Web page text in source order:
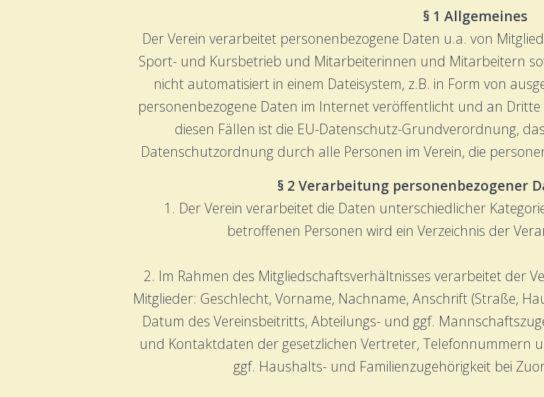
§ 1 Allgemeines
Der Verein verarbeitet personenbezogene Daten u.a. von
Sport- und Kursbetrieb und Mitarbeiterinnen und Mitarbeitern
nicht automatisiert in einem Dateisystem, z.B. in Form von
personenbezogene Daten im Internet veröffentlicht und an
diesen Fällen ist die EU-Datenschutz-Grundverordnung,
Datenschutzordnung durch alle Personen im Verein, die
§ 2 Verarbeitung personenbezogener
1. Der Verein verarbeitet die Daten unterschiedlicher
betroffenen Personen wird ein Verzeichnis der
2. Im Rahmen des Mitgliedschaftsverhältnisses verarbeitet der
Mitglieder: Geschlecht, Vorname, Nachname, Anschrift (Straße,
Datum des Vereinsbeitritts, Abteilungs- und ggf.
und Kontaktdaten der gesetzlichen Vertreter, Telefonnummern
ggf. Haushalts- und Familienzugehörigkeit bei